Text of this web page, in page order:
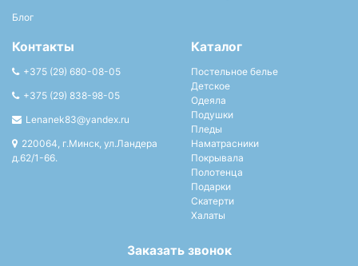
Блог
Контакты
+375 (29) 680-08-05
+375 (29) 838-98-05
Lenanek83@yandex.ru
220064, г.Минск, ул.Ландера
д.62/1-66.
Каталог
Постельное белье
Детское
Одеяла
Подушки
Пледы
Наматрасники
Покрывала
Полотенца
Подарки
Скатерти
Халаты
Заказать звонок